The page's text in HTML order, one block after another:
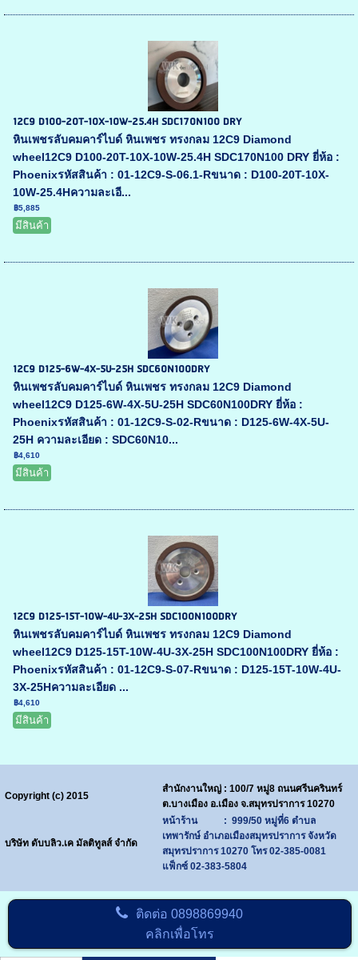
12C9 D100-20T-10X-10W-25.4H SDC170N100 DRY
หินเพชรลับคมคาร์ไบด์ หินเพชร ทรงกลม 12C9 Diamond
wheel12C9 D100-20T-10X-10W-25.4H SDC170N100 DRY ยี่ห้อ :
Phoenixรหัสสินค้า : 01-12C9-S-06.1-Rขนาด : D100-20T-10X-
10W-25.4Hความละเอี...
฿5,885
มีสินค้า
12C9 D125-6W-4X-5U-25H SDC60N100DRY
หินเพชรลับคมคาร์ไบด์ หินเพชร ทรงกลม 12C9 Diamond
wheel12C9 D125-6W-4X-5U-25H SDC60N100DRY ยี่ห้อ :
Phoenixรหัสสินค้า : 01-12C9-S-02-Rขนาด : D125-6W-4X-5U-
25H ความละเอียด : SDC60N10...
฿4,610
มีสินค้า
12C9 D125-15T-10W-4U-3X-25H SDC100N100DRY
หินเพชรลับคมคาร์ไบด์ หินเพชร ทรงกลม 12C9 Diamond
wheel12C9 D125-15T-10W-4U-3X-25H SDC100N100DRY ยี่ห้อ :
Phoenixรหัสสินค้า : 01-12C9-S-07-Rขนาด : D125-15T-10W-4U-
3X-25Hความละเอียด ...
฿4,610
มีสินค้า
Copyright (c) 2015
สำนักงานใหญ่ : 100/7 หมู่8 ถนนศรีนครินทร์
ต.บางเมือง อ.เมือง จ.สมุทรปราการ 10270
บริษัท ดับบลิว.เค มัลติทูลส์ จำกัด
หน้าร้าน : 999/50 หมู่ที่6 ตำบล
เทพารักษ์ อำเภอเมืองสมุทรปราการ จังหวัด
สมุทรปราการ 10270 โทร02-385-0081
แฟ็กซ์ 02-383-5804
ติดต่อ0898869940
คลิกเพื่อโทร